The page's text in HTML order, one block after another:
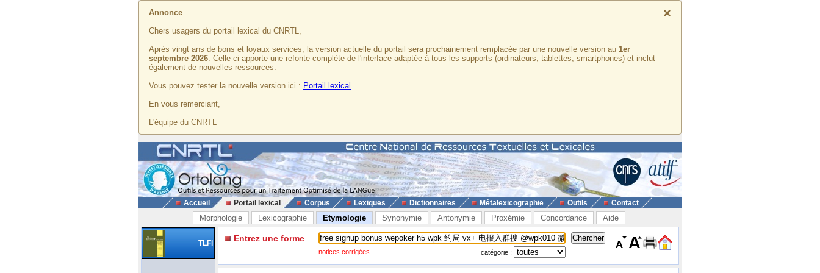
×
Annonce
Chers usagers du portail lexical du CNRTL,
Après vingt ans de bons et loyaux services, la version actuelle du portail sera prochainement remplacée par une nouvelle version au 1er
septembre 2026. Celle-ci apporte une refonte complète de l'interface adaptée à tous les supports (ordinateurs, tablettes, smartphones) et inclut
également de nouvelles ressources.
Vous pouvez tester la nouvelle version ici : Portail lexical
En vous remerciant,
L'équipe du CNRTL
Accueil Portail lexical Corpus Lexiques Dictionnaires Métalexicographie Outils Contact
Morphologie Lexicographie Etymologie Synonymie Antonymie Proxémie Concordance Aide
TLFi Entrez une forme
notices corrigées catégorie :